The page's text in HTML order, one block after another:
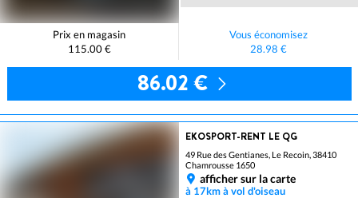
Prix en magasin
115.00 €
Vous économisez
28.98 €
86.02 €
EKOSPORT-RENT LE QG
49 Rue des Gentianes, Le Recoin, 38410
Chamrousse 1650
afficher sur la carte
à 17km à vol d'oiseau